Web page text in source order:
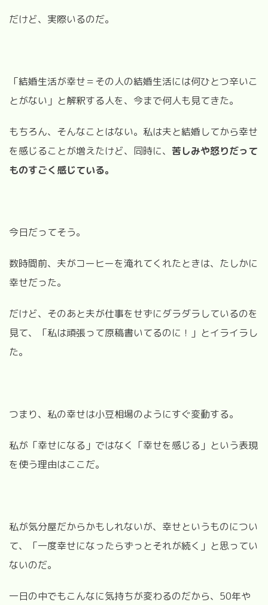
だけど、実際いるのだ。
「結婚生活が幸せ＝その人の結婚生活には何ひとつ辛いこ
とがない」と解釈する人を、今まで何人も見てきた。
もちろん、そんなことはない。私は夫と結婚してから幸せ
を感じることが増えたけど、同時に、 苦しみや怒りだって
ものすごく感じている。
今日だってそう。
数時間前、夫がコーヒーを淹れてくれたときは、たしかに
幸せだった。
だけど、そのあと夫が仕事をせずにダラダラしているのを
見て、「私は頑張って原稿書いてるのに！」とイライラし
た。
つまり、私の幸せは小豆相場のようにすぐ変動する。
私が「幸せになる」ではなく「幸せを感じる」という表現
を使う理由はここだ。
私が気分屋だからかもしれないが、幸せというものについ
て、「一度幸せになったらずっとそれが続く」と思ってい
ないのだ。
一日の中でもこんなに気持ちが変わるのだから、50年や